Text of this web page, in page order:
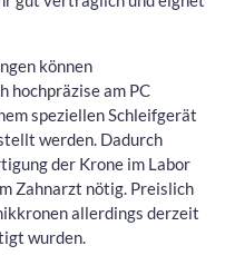
können
hochpräzise am PC
speziellen Schleifgerät
werden. Dadurch
der Krone im Labor
Zahnarzt nötig. Preislich
allerdings derzeit
wurden.